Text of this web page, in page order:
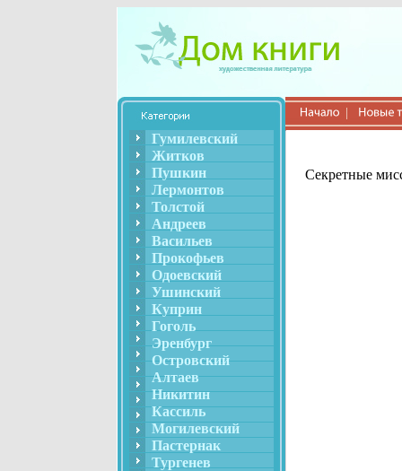
Гумилевский
Житков
Пушкин
Лермонтов
Толстой
Андреев
Васильев
Прокофьев
Одоевский
Ушинский
Куприн
Гоголь
Эренбург
Островский
Алтаев
Никитин
Кассиль
Могилевский
Пастернак
Тургенев
Секретные